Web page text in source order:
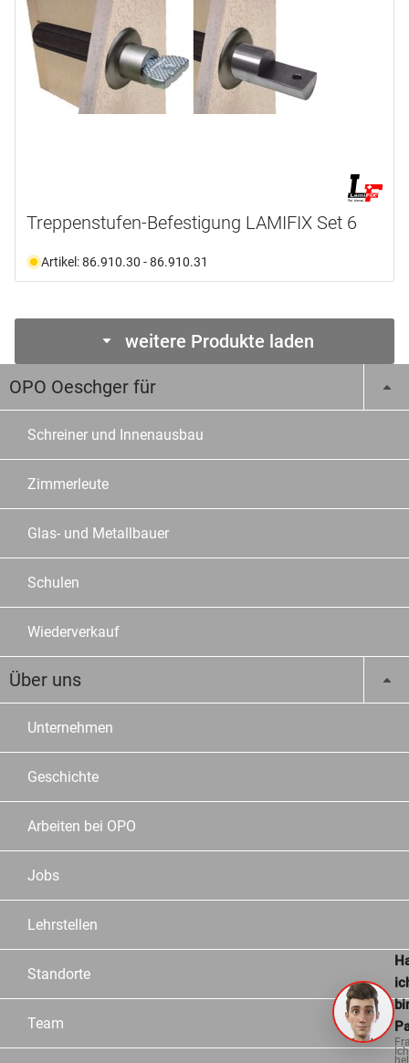
Treppenstufen-Befestigung LAMIFIX Set 6
Artikel: 86.910.30 - 86.910.31
weitere Produkte laden
OPO Oeschger für
Schreiner und Innenausbau
Zimmerleute
Glas- und Metallbauer
Schulen
Wiederverkauf
Über uns
Unternehmen
Geschichte
Arbeiten bei OPO
Jobs
Lehrstellen
Standorte
Team
Ich